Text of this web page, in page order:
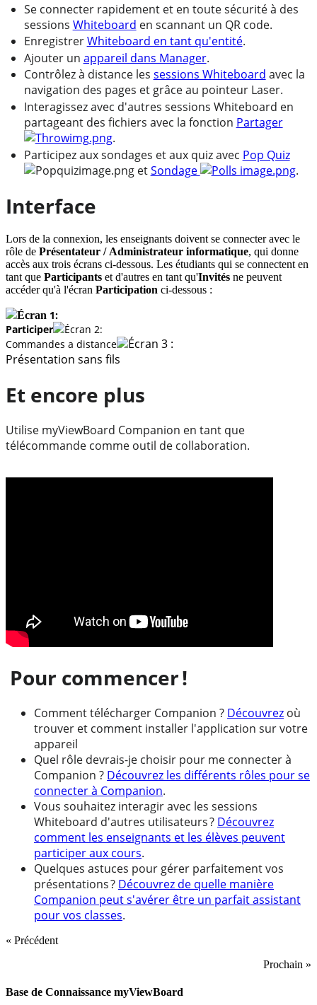
Se connecter rapidement et en toute sécurité à des
sessions Whiteboard en scannant un QR code.
EnregistrerWhiteboard en tant qu'entité.
Ajouter un appareil dans Manager.
Contrôlez à distance les sessions Whiteboard avec la
navigation des pages et grâce au pointeur Laser.
Interagissez avec d'autres sessions Whiteboard en
partageant des fichiers avec la fonction Partager
.
Participez aux sondages et aux quiz avec Pop Quiz
etSondage .
Interface
Lors de la connexion, les enseignants doivent se connecter avec le
rôle de Présentateur / Administrateur informatique, qui donne
accès aux trois écrans ci-dessous. Les étudiants qui se connectent en
tant que Participants et d'autres en tant qu'Invités ne peuvent
accéder qu'à l'écran Participation ci-dessous :
Écran 1:
Participer
Écran 2:
Commandes a distance
Écran 3 :
Présentation sans fils
Et encore plus
Utilise myViewBoard Companion en tant que
télécommande comme outil de collaboration.
Pour commencer !
Comment télécharger Companion ? Découvrez où
trouver et comment installer l'application sur votre
appareil
Quel rôle devrais-je choisir pour me connecter à
Companion ? Découvrez les différents rôles pour se
connecter à Companion.
Vous souhaitez interagir avec les sessions
Whiteboard d'autres utilisateurs ? Découvrez
comment les enseignants et les élèves peuvent
participer aux cours.
Quelques astuces pour gérer parfaitement vos
présentations ? Découvrez de quelle manière
Companion peut s'avérer être un parfait assistant
pour vos classes.
« Précédent
Prochain »
Base de Connaissance myViewBoard